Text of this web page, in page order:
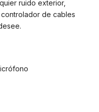
ruido exterior,
de cables